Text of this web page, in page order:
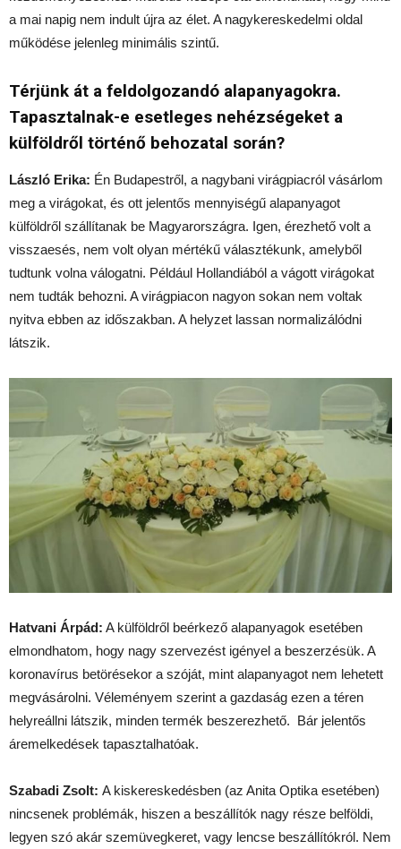
a mai napig nem indult újra az élet. A nagykereskedelmi oldal
működése jelenleg minimális szintű.
Térjünk át a feldolgozandó alapanyagokra.
Tapasztalnak-e esetleges nehézségeket a
külföldről történő behozatal során?
László Erika: Én Budapestről, a nagybani virágpiacról vásárlom
meg a virágokat, és ott jelentős mennyiségű alapanyagot
külföldről szállítanak be Magyarországra. Igen, érezhető volt a
visszaesés, nem volt olyan mértékű választékunk, amelyből
tudtunk volna válogatni. Például Hollandiából a vágott virágokat
nem tudták behozni. A virágpiacon nagyon sokan nem voltak
nyitva ebben az időszakban. A helyzet lassan normalizálódni
látszik.
Hatvani Árpád: A külföldről beérkező alapanyagok esetében
elmondhatom, hogy nagy szervezést igényel a beszerzésük. A
koronavírus betörésekor a szóját, mint alapanyagot nem lehetett
megvásárolni. Véleményem szerint a gazdaság ezen a téren
helyreállni látszik, minden termék beszerezhető. Bár jelentős
áremelkedések tapasztalhatóak.
Szabadi Zsolt: A kiskereskedésben (az Anita Optika esetében)
nincsenek problémák, hiszen a beszállítók nagy része belföldi,
legyen szó akár szemüvegkeret, vagy lencse beszállítókról. Nem